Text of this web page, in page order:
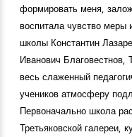
формировать меня,
воспитала чувство меры
школы Константин
Иванович
весь слаженный
учеников атмосферу
Первоначально школа
Третьяковской галереи,